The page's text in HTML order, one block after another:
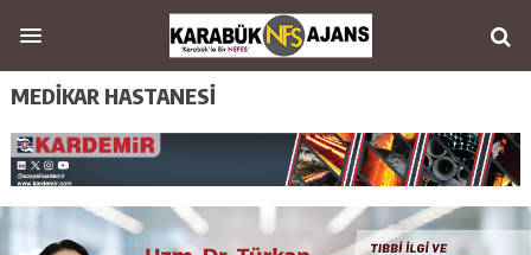
MEDİKAR HASTANESİ